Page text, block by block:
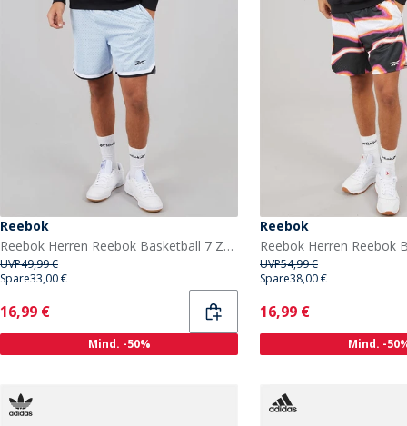
Reebok
Reebok Herren Reebok Basketball 7 Zoll Transition Shorts Y2K Blue
UVP49,99 €
Spare33,00 €
Current
16,99 €
Mind. -50%
Reebok
UVP54,99 €
Spare38,00 €
Current
16,99 €
Mind. -